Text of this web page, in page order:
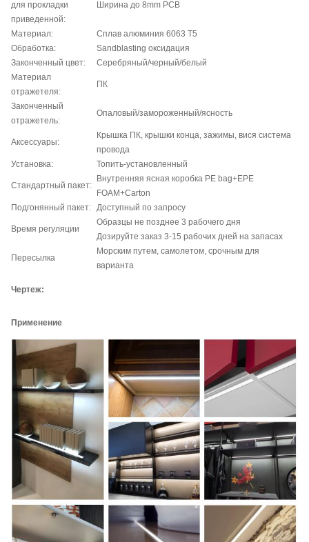
для прокладки
приведенной:
Ширина до 8mm PCB
Материал:
Сплав алюминия 6063 T5
Обработка:
Sandblasting оксидация
Законченный цвет:
Серебряный/черный/белый
Материал
отражетеля:
ПК
Законченный
отражетель:
Опаловый/замороженный/ясность
Аксессуары:
Крышка ПК, крышки конца, зажимы, вися система
провода
Установка:
Топить-установленный
Стандартный пакет:
Внутренняя ясная коробка PE bag+EPE
FOAM+Carton
Подгонянный пакет: Доступный по запросу
Время регуляции
Образцы не позднее 3 рабочего дня
Дозируйте заказ 3-15 рабочих дней на запасах
Пересылка
Морским путем, самолетом, срочным для
варианта
Чертеж:
Применение